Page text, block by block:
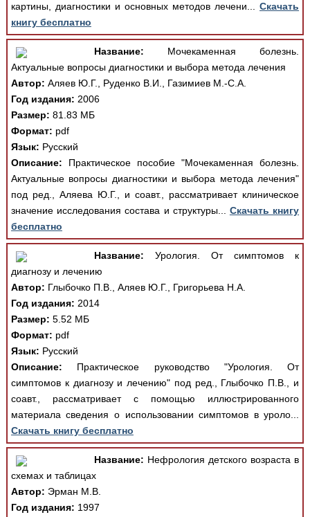
картины, диагностики и основных методов лечени...Скачать
книгу бесплатно
Название: Мочекаменная болезнь.
Актуальные вопросы диагностики и выбора метода лечения
Автор: Аляев Ю.Г., Руденко В.И., Газимиев М.-С.А.
Год издания: 2006
Размер: 81.83 МБ
Формат: pdf
Язык: Русский
Описание: Практическое пособие "Мочекаменная болезнь.
Актуальные вопросы диагностики и выбора метода лечения"
под ред., Аляева Ю.Г., и соавт., рассматривает клиническое
значение исследования состава и структуры... Скачать книгу
бесплатно
Название: Урология. От симптомов к
диагнозу и лечению
Автор: Глыбочко П.В., Аляев Ю.Г., Григорьева Н.А.
Год издания: 2014
Размер: 5.52 МБ
Формат: pdf
Язык: Русский
Описание: Практическое руководство "Урология. От
симптомов к диагнозу и лечению" под ред., Глыбочко П.В., и
соавт., рассматривает с помощью иллюстрированного
материала сведения о использовании симптомов в уроло...
Скачать книгу бесплатно
Название: Нефрология детского возраста в
схемах и таблицах
Автор: Эрман М.В.
Год издания: 1997